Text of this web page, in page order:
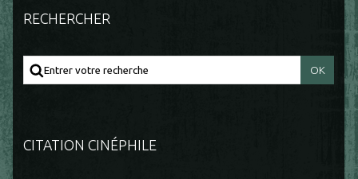
RECHERCHER
CITATION CINÉPHILE